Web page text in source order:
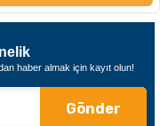
haber almak için kayıt olun!
Gönder